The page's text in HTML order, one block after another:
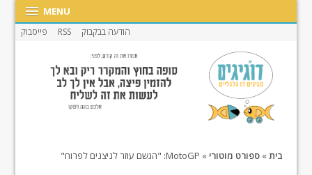
MENU
הודעה בבקבוק RSS פייסבוק
בית» ספורט מוטורי »